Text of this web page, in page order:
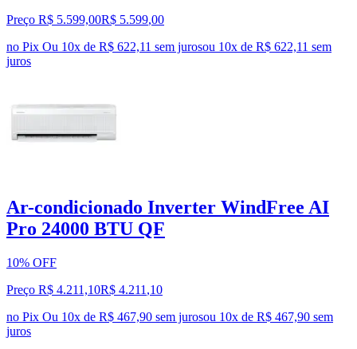
Preço R$ 5.599,00R$ 5.599,00
no Pix Ou 10x de R$ 622,11 sem jurosou 10x de R$ 622,11 sem
juros
Ar-condicionado Inverter WindFree AI
Pro 24000 BTU QF
10% OFF
Preço R$ 4.211,10R$ 4.211 ,10
no Pix Ou 10x de R$ 467,90 sem jurosou 10x de R$ 467,90 sem
juros